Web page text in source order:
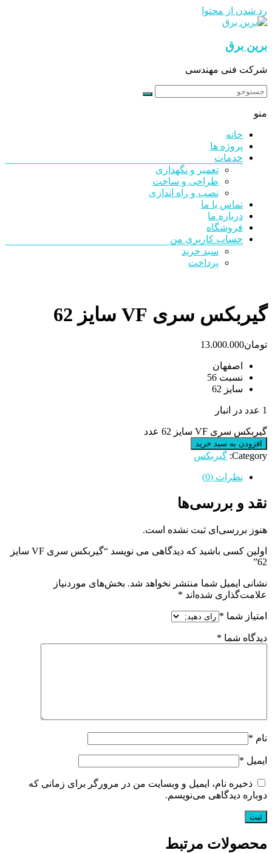
رد شدن از محتوا
برین برق
شرکت فنی مهندسی
منو
خانه
پروژه ها
خدمات
تعمیر و نگهداری
طراحی و ساخت
نصب و راه اندازی
تماس با ما
درباره ما
فروشگاه
حساب کاربری من
سبد خرید
پرداخت
گیربکس سری VF سایز 62
تومان13.000.000
اصفهان
نسبت 56
سایز 62
1 عدد در انبار
گیربکس سری VF سایز 62 عدد
افزودن به سبد خرید
Category: گیربکس
نظرات (0)
نقد و بررسی‌ها
هنوز بررسی‌ای ثبت نشده است.
اولین کسی باشید که دیدگاهی می نویسد “گیربکس سری VF سایز
62”
نشانی ایمیل شما منتشر نخواهد شد. بخش‌های موردنیاز
علامت‌گذاری شده‌اند *
امتیاز شما *
دیدگاه شما *
نام *
ایمیل *
ذخیره نام، ایمیل و وبسایت من در مرورگر برای زمانی که
دوباره دیدگاهی می‌نویسم.
محصولات مرتبط